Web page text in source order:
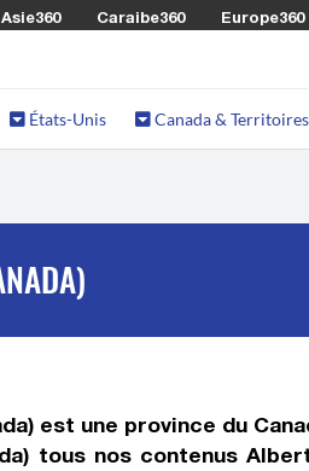
Asie360 Caraibe360 Europe360
États-Unis Canada & Territoires
est une province du
tous nos contenus